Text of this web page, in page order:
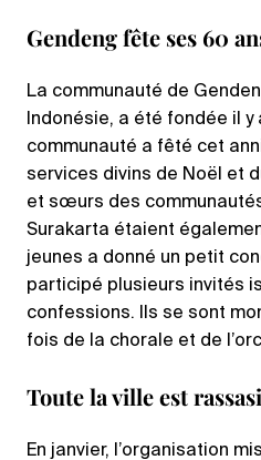
Gendeng fête ses 60
La communauté de
Indonésie, a été fondée il y
communauté a fêté cet
services divins de Noël et
et sœurs des
Surakarta étaient
jeunes a donné un petit
participé plusieurs invités
confessions. Ils se sont
fois de la chorale et de
Toute la ville est
En janvier, l’organisation